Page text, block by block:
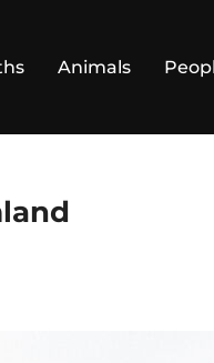
Animals